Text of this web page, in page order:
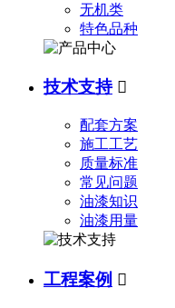
无机类
特色品种
技术支持 
配套方案
施工工艺
质量标准
常见问题
油漆知识
油漆用量
工程案例 